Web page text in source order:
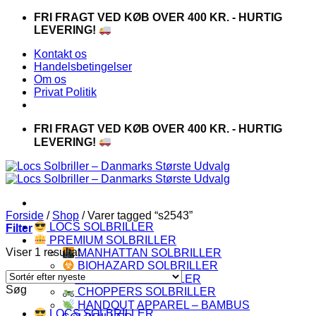
FortsætFRI FRAGT VED KØB OVER 400 KR. - HURTIG
LEVERING!
Kontakt os
Handelsbetingelser
Om os
Privat Politik
FRI FRAGT VED KØB OVER 400 KR. - HURTIG
LEVERING!
LOCS SOLBRILLER
PREMIUM SOLBRILLER
MANHATTAN SOLBRILLER
BIOHAZARD SOLBRILLER
CAPRAIA SOLBRILLER
CHOPPERS SOLBRILLER
HANDOUT APPAREL – BAMBUS
Forside / Shop /Varer tagged “s2543”
Filter
Viser 1 resultat
Søg